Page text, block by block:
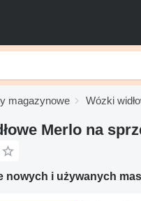
magazynowe Wózki
Merlo na
nowych i używanych